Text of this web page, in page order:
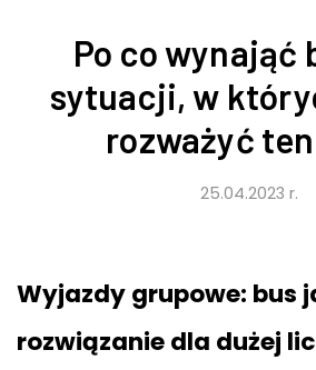
Po co wynająć
sytuacji, w
rozważyć
25.04.2023 r.
Wyjazdy grupowe: bus
rozwiązanie dla dużej